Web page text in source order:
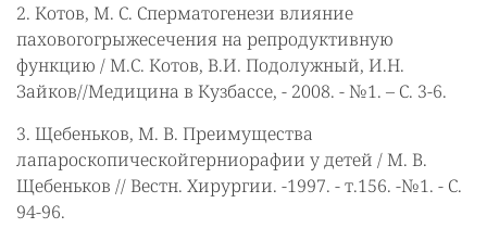
2. Котов, М. С. Сперматогенези влияние
паховогогрыжесечения на репродуктивную
функцию / М.С. Котов, В.И. Подолужный, И.Н.
Зайков//Медицина в Кузбассе, - 2008. - №1. – С. 3-6.
3. Щебеньков, М. В. Преимущества
лапароскопическойгерниорафии у детей / М. В.
Щебеньков // Вестн. Хирургии. -1997. - т.156. -№1. - С.
94-96.